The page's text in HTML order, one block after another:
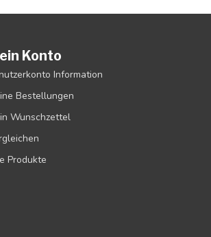
Konto
Information
Bestellungen
Wunschzettel
Produkte